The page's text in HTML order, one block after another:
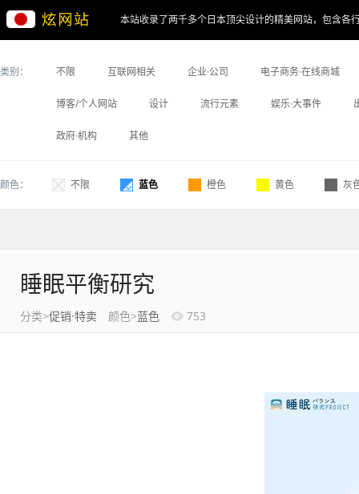
本站收录了两千多个日本顶尖设计的精美网站，包含各
类别： 不限 互联网相关 企业·公司 电子商务·在线商城
博客/个人网站 设计 流行元素 娱乐·大事件
政府·机构 其他
颜色： 不限 蓝色 橙色 黄色 灰
睡眠平衡研究
分类>促销·特卖 颜色>蓝色 753